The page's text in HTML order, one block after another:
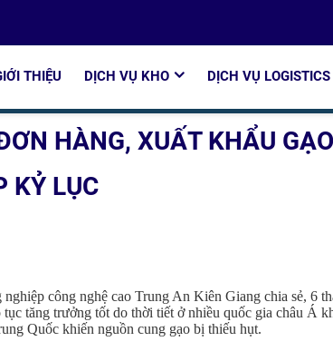
THIỆU DỊCH VỤ KHO DỊCH VỤ LOGISTICS
liên tục lập kỷ lục
HÀNG, XUẤT KHẨU GẠO
KỶ LỤC
công nghệ cao Trung An Kiên Giang chia sẻ, 6
tăng trưởng tốt do thời tiết ở nhiều quốc gia châu Á
Quốc khiến nguồn cung gạo bị thiếu hụt.